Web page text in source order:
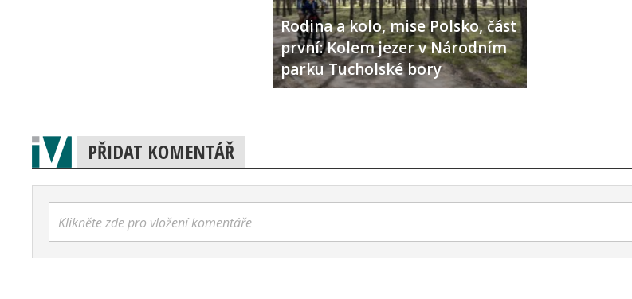
Rodina a kolo, mise Polsko, část
první: Kolem jezer v Národním
parku Tucholské bory
PŘIDAT KOMENTÁŘ
Klikněte zde pro vložení komentáře